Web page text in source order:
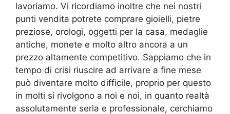
lavoriamo. Vi ricordiamo inoltre che nei nostri
punti vendita potrete comprare gioielli, pietre
preziose, orologi, oggetti per la casa, medaglie
antiche, monete e molto altro ancora a un
prezzo altamente competitivo. Sappiamo che in
tempo di crisi riuscire ad arrivare a fine mese
può diventare molto difficile, proprio per questo
in molti si rivolgono a noi e noi, in quanto realtà
assolutamente seria e professionale, cerchiamo